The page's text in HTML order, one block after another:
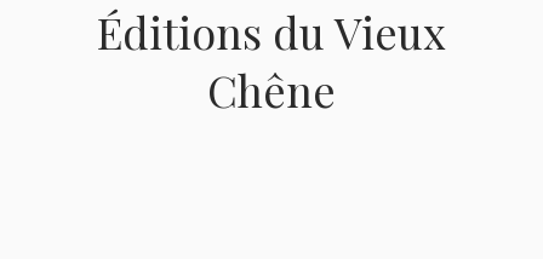
Éditions du Vieux
Chêne